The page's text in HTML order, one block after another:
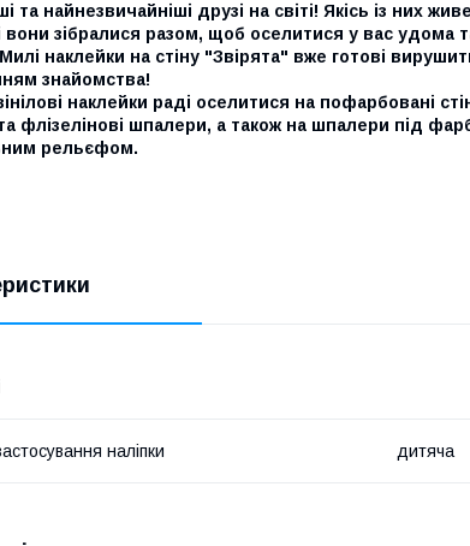
та найнезвичайніші друзі на світі! Якісь із них
вони зібралися разом, щоб оселитися у вас удома
наклейки на стіну "Звірята" вже готові
знайомства!
наклейки раді оселитися на пофарбовані
та флізелінові шпалери, а також на шпалери під
рельєфом.
наліпки дитяча